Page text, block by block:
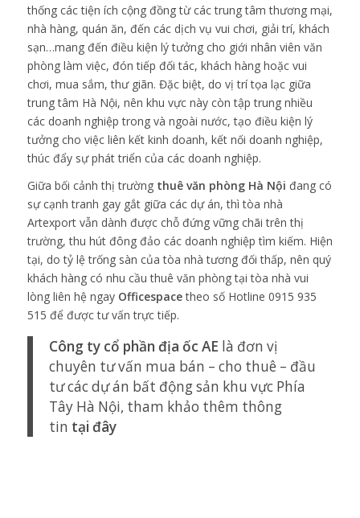
thống các tiện ích cộng đồng từ các trung tâm thương mại,
nhà hàng, quán ăn, đến các dịch vụ vui chơi, giải trí, khách
sạn…mang đến điều kiện lý tưởng cho giới nhân viên văn
phòng làm việc, đón tiếp đối tác, khách hàng hoặc vui
chơi, mua sắm, thư giãn. Đặc biệt, do vị trí tọa lạc giữa
trung tâm Hà Nội, nên khu vực này còn tập trung nhiều
các doanh nghiệp trong và ngoài nước, tạo điều kiện lý
tưởng cho việc liên kết kinh doanh, kết nối doanh nghiệp,
thúc đẩy sự phát triển của các doanh nghiệp.
Giữa bối cảnh thị trường thuê văn phòng Hà Nội đang có
sự cạnh tranh gay gắt giữa các dự án, thì tòa nhà
Artexport vẫn dành được chỗ đứng vững chãi trên thị
trường, thu hút đông đảo các doanh nghiệp tìm kiếm. Hiện
tại, do tỷ lệ trống sàn của tòa nhà tương đối thấp, nên quý
khách hàng có nhu cầu thuê văn phòng tại tòa nhà vui
lòng liên hệ ngay Officespacetheo số Hotline 0915 935
515 để được tư vấn trực tiếp.
Công ty cổ phần địa ốc AE là đơn vị
chuyên tư vấn mua bán – cho thuê – đầu
tư các dự án bất động sản khu vực Phía
Tây Hà Nội, tham khảo thêm thông
tin tại đây